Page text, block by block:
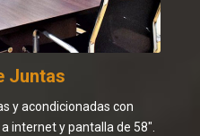
Juntas
y acondicionadas con
internet y pantalla de 58″.